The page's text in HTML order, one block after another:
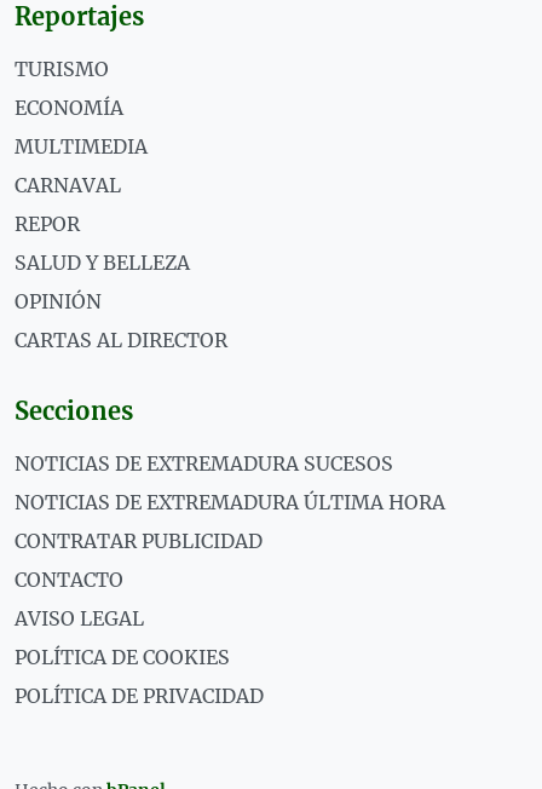
Reportajes
TURISMO
ECONOMÍA
MULTIMEDIA
CARNAVAL
REPOR
SALUD Y BELLEZA
OPINIÓN
CARTAS AL DIRECTOR
Secciones
NOTICIAS DE EXTREMADURA SUCESOS
NOTICIAS DE EXTREMADURA ÚLTIMA HORA
CONTRATAR PUBLICIDAD
CONTACTO
AVISO LEGAL
POLÍTICA DE COOKIES
POLÍTICA DE PRIVACIDAD